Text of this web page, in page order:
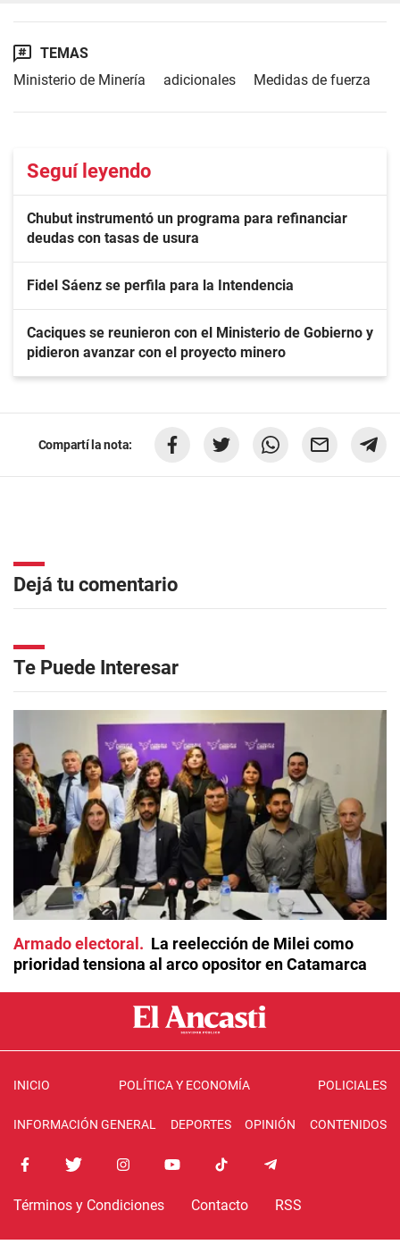
TEMAS
Ministerio de Minería
adicionales Medidas de fuerza
Seguí leyendo
Chubut instrumentó un programa para refinanciar
deudas con tasas de usura
Fidel Sáenz se perfila para la Intendencia
Caciques se reunieron con el Ministerio de Gobierno y
pidieron avanzar con el proyecto minero
Compartí la nota:
Dejá tu comentario
Te Puede Interesar
Armado electoral
La reelección de Milei como
prioridad tensiona al arco opositor en Catamarca
INICIO POLÍTICA Y ECONOMÍA POLICIALES
INFORMACIÓN GENERAL DEPORTES OPINIÓN CONTENIDOS
Términos y Condiciones Contacto RSS